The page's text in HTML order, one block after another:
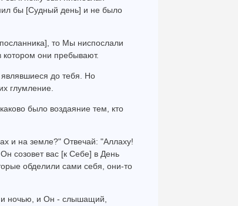
бы [Судный день] и не было
то Мы ниспослали
котором они пребывают.
до тебя. Но
глумление.
было воздаяние тем, кто
и на земле?" Отвечай: "Аллаху!
созовет вас [к Себе] в День
обделили сами себя, они-то
и ночью, и Он - слышащий,